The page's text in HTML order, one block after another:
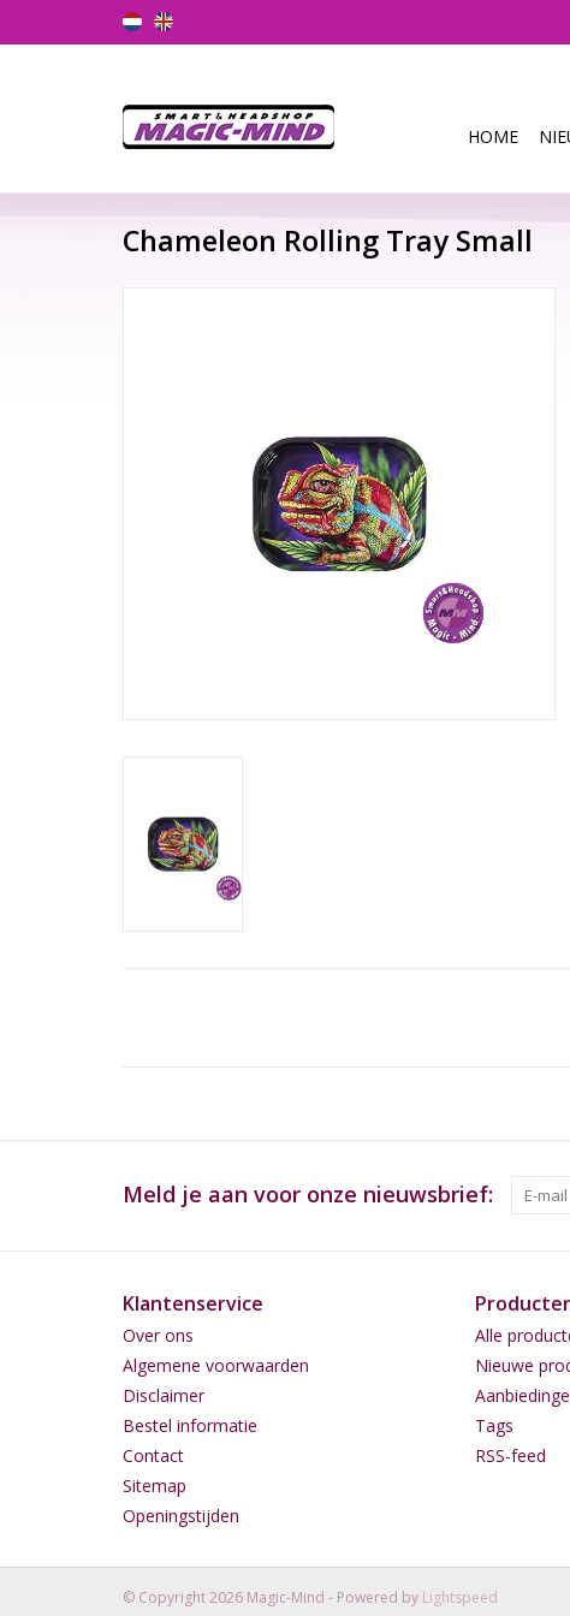
HOME
Chameleon Rolling Tray Small
Meld je aan voor onze nieuwsbrief:
Klantenservice
Over ons
Algemene voorwaarden
Disclaimer
Bestel informatie
Contact
Sitemap
Openingstijden
Alle
Nieuwe
Tags
RSS-feed
© Copyright 2026 Magic-Mind - Powered by Lightspeed